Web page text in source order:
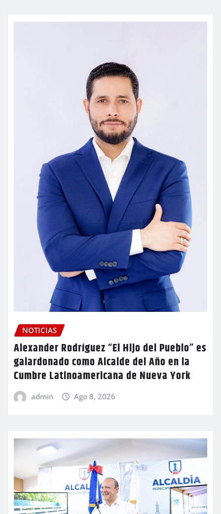
NOTICIAS
Alexander Rodríguez “El Hijo del Pueblo” es
galardonado como Alcalde del Año en la
Cumbre Latinoamericana de Nueva York
admin Ago 8, 2026